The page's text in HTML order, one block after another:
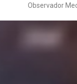
Observador